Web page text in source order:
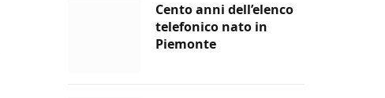
Cento anni dell’elenco
telefonico nato in
Piemonte